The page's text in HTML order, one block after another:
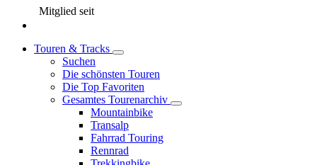
Mitglied seit
Touren & Tracks
Suchen
Die schönsten Touren
Die Top Favoriten
Gesamtes Tourenarchiv
Mountainbike
Transalp
Fahrrad Touring
Rennrad